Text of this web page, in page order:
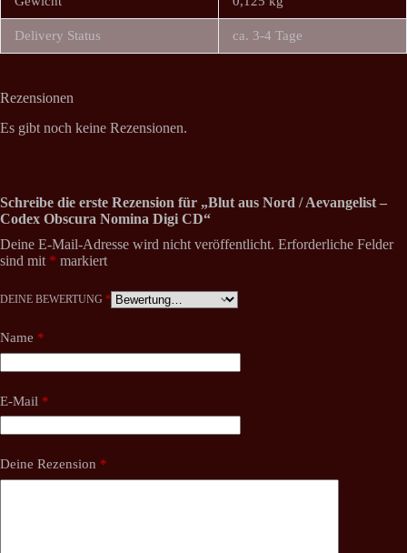
Delivery Status ca. 3-4 Tage
Rezensionen
Es gibt noch keine Rezensionen.
Schreibe die erste Rezension für „Blut aus Nord / Aevangelist –
Codex Obscura Nomina Digi CD“
Deine E-Mail-Adresse wird nicht veröffentlicht. Erforderliche Felder
sind mit * markiert
DEINE BEWERTUNG *
Name *
E-Mail *
Deine Rezension *